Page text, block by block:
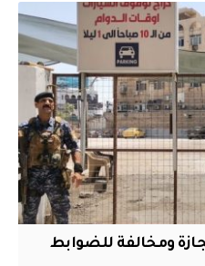
مُجازة ومخالفة للضوابط